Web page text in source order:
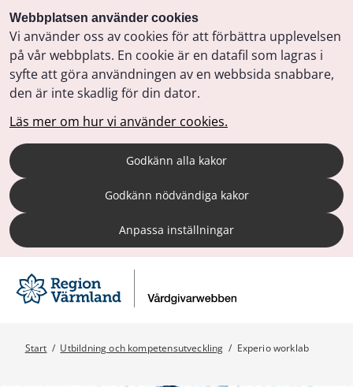
Webbplatsen använder cookies
Vi använder oss av cookies för att förbättra upplevelsen
på vår webbplats. En cookie är en datafil som lagras i
syfte att göra användningen av en webbsida snabbare,
den är inte skadlig för din dator.
Läs mer om hur vi använder cookies.
Godkänn alla kakor
Godkänn nödvändiga kakor
Anpassa inställningar
Start / Utbildning och kompetensutveckling / Experio worklab